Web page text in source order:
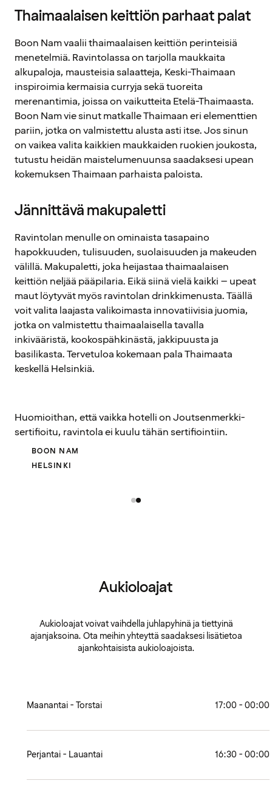
Thaimaalaisen keittiön parhaat palat
Boon Nam vaalii thaimaalaisen keittiön perinteisiä
menetelmiä. Ravintolassa on tarjolla maukkaita
alkupaloja, mausteisia salaatteja, Keski-Thaimaan
inspiroimia kermaisia curryja sekä tuoreita
merenantimia, joissa on vaikutteita Etelä-Thaimaasta.
Boon Nam vie sinut matkalle Thaimaan eri elementtien
pariin, jotka on valmistettu alusta asti itse. Jos sinun
on vaikea valita kaikkien maukkaiden ruokien joukosta,
tutustu heidän maistelumenuunsa saadaksesi upean
kokemuksen Thaimaan parhaista paloista.
Jännittävä makupaletti
Ravintolan menulle on ominaista tasapaino
hapokkuuden, tulisuuden, suolaisuuden ja makeuden
välillä. Makupaletti, joka heijastaa thaimaalaisen
keittiön neljää pääpilaria. Eikä siinä vielä kaikki – upeat
maut löytyvät myös ravintolan drinkkimenusta. Täällä
voit valita laajasta valikoimasta innovatiivisia juomia,
jotka on valmistettu thaimaalaisella tavalla
inkivääristä, kookospähkinästä, jakkipuusta ja
basilikasta. Tervetuloa kokemaan pala Thaimaata
keskellä Helsinkiä.
Huomioithan, että vaikka hotelli on Joutsenmerkki-
sertifioitu, ravintola ei kuulu tähän sertifiointiin.
BOON NAM
HELSINKI
Aukioloajat
Aukioloajat voivat vaihdella juhlapyhinä ja tiettyinä
ajanjaksoina. Ota meihin yhteyttä saadaksesi lisätietoa
ajankohtaisista aukioloajoista.
Maanantai - Torstai 17:00 - 00:00
Perjantai - Lauantai 16:30 - 00:00